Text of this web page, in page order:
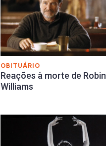
OBITUÁRIO
Reações à morte de Robin
Williams